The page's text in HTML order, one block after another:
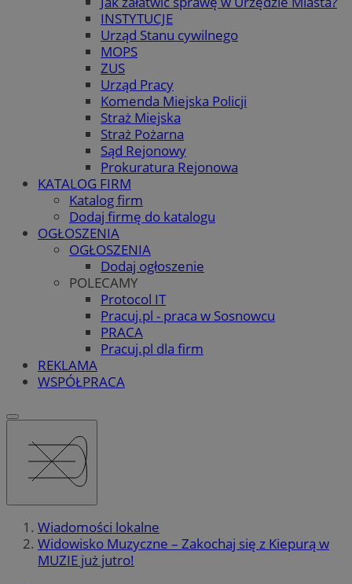
INSTYTUCJE
Urząd Stanu cywilnego
MOPS
ZUS
Urząd Pracy
Komenda Miejska Policji
Straż Miejska
Straż Pożarna
Sąd Rejonowy
Prokuratura Rejonowa
KATALOG FIRM
Katalog firm
Dodaj firmę do katalogu
OGŁOSZENIA
OGŁOSZENIA
Dodaj ogłoszenie
POLECAMY
Protocol IT
Pracuj.pl - praca w Sosnowcu
PRACA
Pracuj.pl dla firm
REKLAMA
WSPÓŁPRACA
Wiadomości lokalne
Widowisko Muzyczne – Zakochaj się z Kiepurą w
MUZIE już jutro!